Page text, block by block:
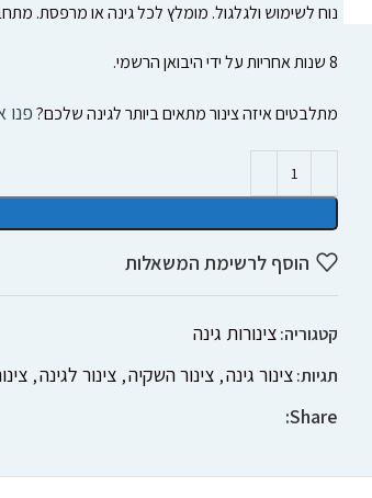
נוח לשימוש ולגלגול. מומלץ לכל גינה או מרפסת. מתחבר בקלות בעזרת מחברים
8 שנות אחריות על ידי היבואן הרשמי.
מתלבטים איזה צינור מתאים ביותר לגינה שלכם?פנו
הוסף לרשימת המשאלות
קטגוריה: צינורות גינה
תגיות: צינור גינה, צינור השקיה, צינור לגינה,
Share: